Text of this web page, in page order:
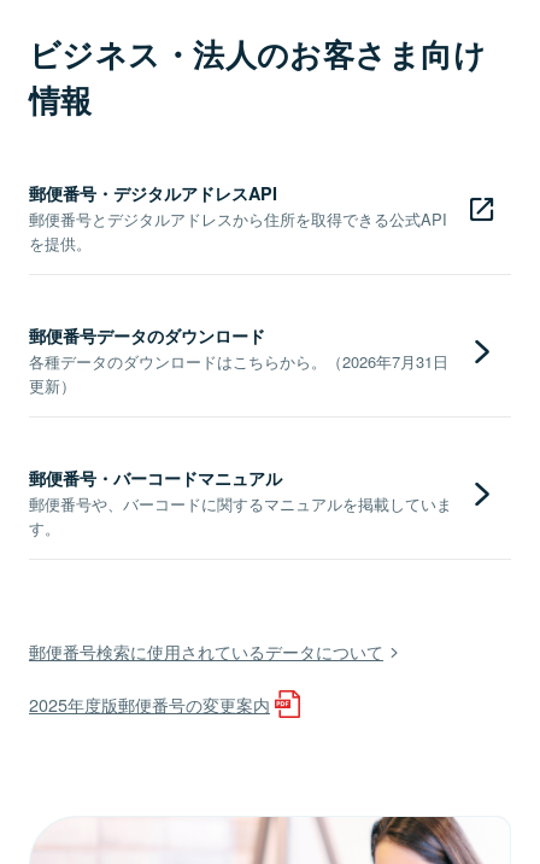
ビジネス・法人のお客さま向け
情報
郵便番号・デジタルアドレスAPI
郵便番号とデジタルアドレスから住所を取得できる公式API
を提供。
郵便番号データのダウンロード
各種データのダウンロードはこちらから。（2026年7月31日
更新）
郵便番号・バーコードマニュアル
郵便番号や、バーコードに関するマニュアルを掲載していま
す。
郵便番号検索に使用されているデータについて
2025年度版郵便番号の変更案内